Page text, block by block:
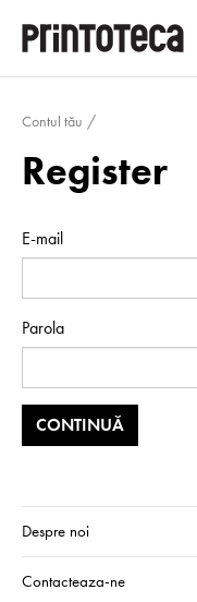
Contul tău
Register
E-mail
Parola
Despre noi
Contacteaza-ne